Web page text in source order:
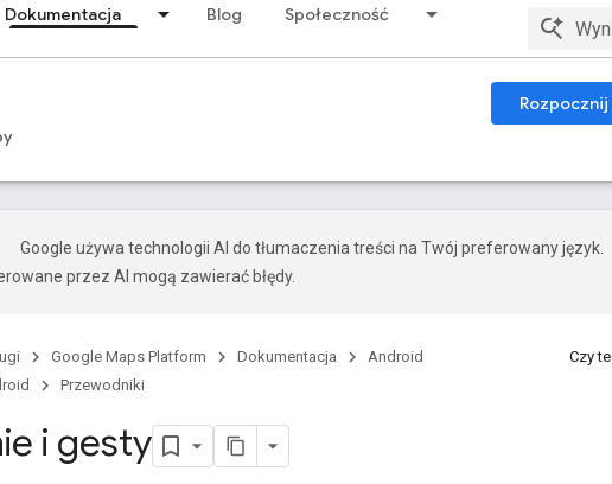
Dokumentacja Blog Społeczność
Rozpocznij
Google używa technologii AI do tłumaczenia treści na Twój preferowany język.
przez AI mogą zawierać błędy.
Google Maps Platform Dokumentacja
Android
Przewodniki
Czy
i gesty